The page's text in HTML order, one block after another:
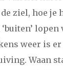
oktober
ziel, hoe je
‘buiten’
weer is
Waan